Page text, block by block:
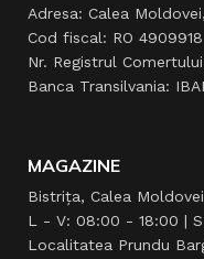
Adresa: Calea
Cod fiscal: RO 4909918
Nr. Registrul
Banca Transilvania:
MAGAZINE
Bistrița, Calea Moldovei
L - V: 08:00 - 18:00 |
Localitatea Prundu